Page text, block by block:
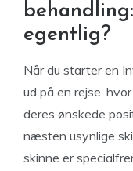
egentlig?
Når du starter en
ud på en rejse,
deres ønskede
næsten usynlige
skinne er